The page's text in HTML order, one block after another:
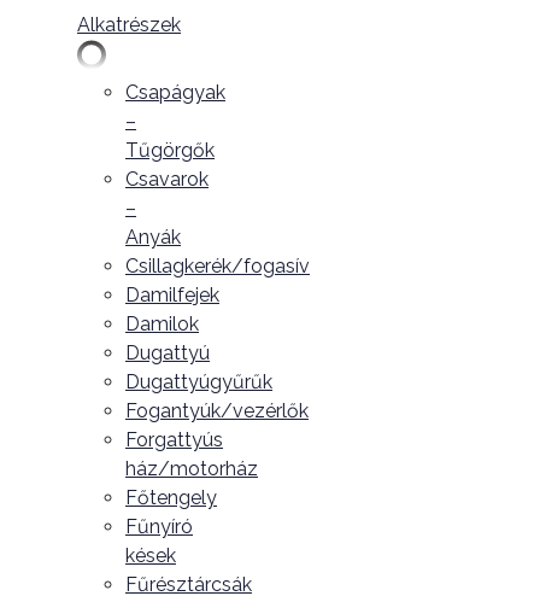
Alkatrészek
Csapágyak
–
Tűgörgők
Csavarok
–
Anyák
Csillagkerék/fogasív
Damilfejek
Damilok
Dugattyú
Dugattyúgyűrűk
Fogantyúk/vezérlők
Forgattyús
ház/motorház
Főtengely
Fűnyíró
kések
Fűrésztárcsák